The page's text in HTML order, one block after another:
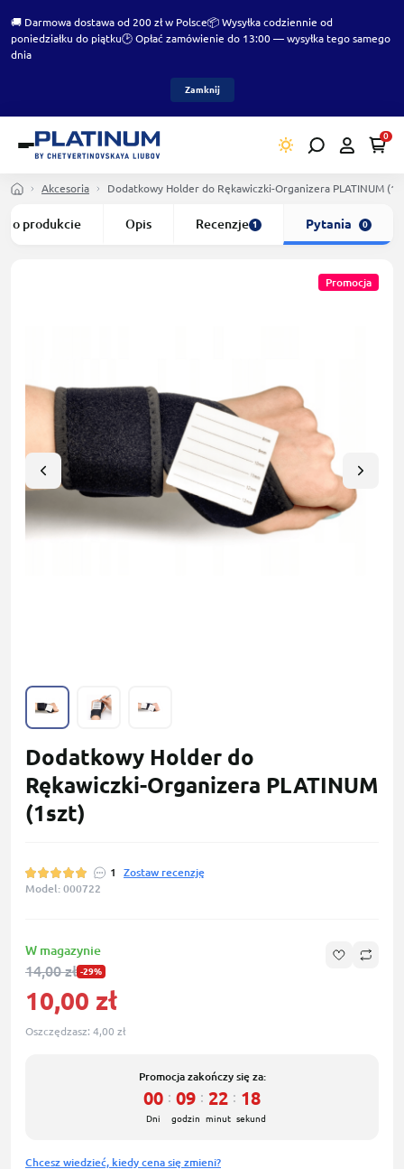
🚚 Darmowa dostawa od 200 zł w Polsce📦 Wysyłka codziennie od
poniedziałku do piątku🕑 Opłać zamówienie do 13:00 — wysyłka tego samego
dnia
Zamknij
0
Akcesoria Dodatkowy Holder do Rękawiczki-Organizera PLATINUM
o produkcie Opis Recenzje 1 Pytania 0
Promocja
Dodatkowy Holder do
Rękawiczki-Organizera PLATINUM
(1szt)
1
Zostaw recenzję
Model: 000722
W magazynie
14,00 zł -29%
10,00 zł
Oszczędzasz: 4,00 zł
Promocja zakończy się za:
00
Dni
: 09
godzin
: 22
minut
: 17
sekund
Chcesz wiedzieć, kiedy cena się zmieni?